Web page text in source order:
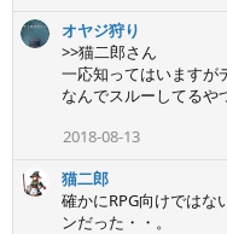
:
オヤジ狩り
>>猫二郎さん
一応知ってはいますが
なんでスルーしてるや
2018-08-13
猫二郎
確かにRPG向けではな
ンだった・・。